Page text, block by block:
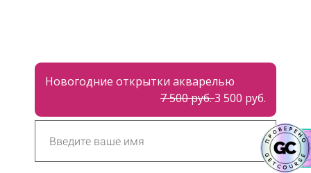
Новогодние открытки акварелью
7 500 руб.3 500 руб.